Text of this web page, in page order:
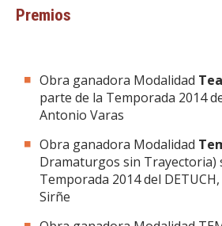
Premios
Obra ganadora Modalidad
parte de la Temporada 2014
Antonio Varas
Obra ganadora Modalidad
Dramaturgos sin Trayectoria)
Temporada 2014 del
Sirñe